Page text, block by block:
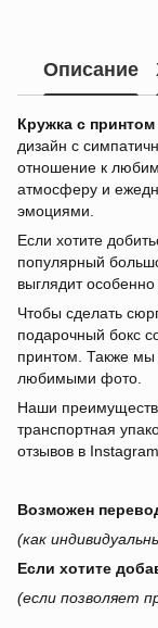
Описание
Кружка с
дизайн с
отношение к
атмосферу и
эмоциями.
Если хотите
популярный
выглядит особенно
Чтобы сделать
подарочный бокс
принтом. Также
любимыми фото.
Наши
транспортная
отзывов в
Возможен
(как
Если хотите
(если позволяет